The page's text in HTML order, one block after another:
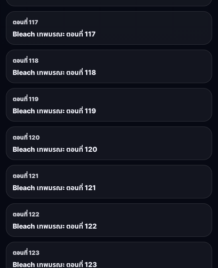
ตอนที่ 117
Bleach เทพมรณะ ตอนที่ 117
ตอนที่ 118
Bleach เทพมรณะ ตอนที่ 118
ตอนที่ 119
Bleach เทพมรณะ ตอนที่ 119
ตอนที่ 120
Bleach เทพมรณะ ตอนที่ 120
ตอนที่ 121
Bleach เทพมรณะ ตอนที่ 121
ตอนที่ 122
Bleach เทพมรณะ ตอนที่ 122
ตอนที่ 123
Bleach เทพมรณะ ตอนที่ 123